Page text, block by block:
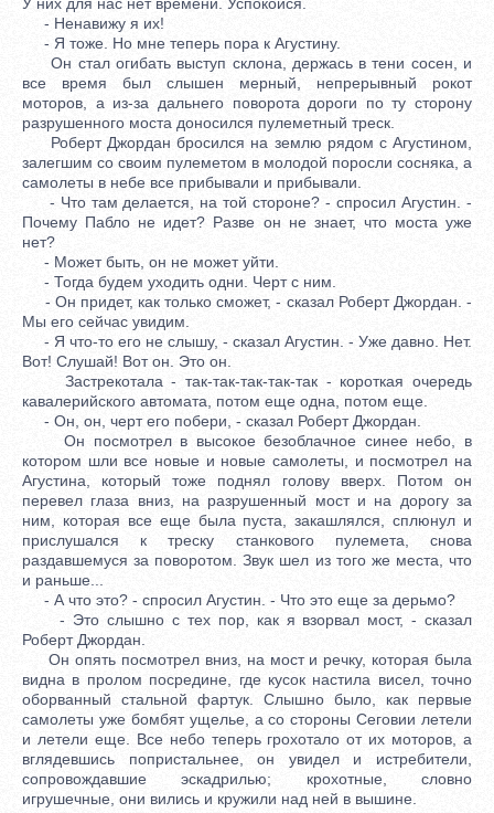
- Ненавижу я их!
- Я тоже. Но мне теперь пора к Агустину.
Он стал огибать выступ склона, держась в тени сосен, и
все время был слышен мерный, непрерывный рокот
моторов, а из-за дальнего поворота дороги по ту сторону
разрушенного моста доносился пулеметный треск.
Роберт Джордан бросился на землю рядом с Агустином,
залегшим со своим пулеметом в молодой поросли сосняка, а
самолеты в небе все прибывали и прибывали.
- Что там делается, на той стороне? - спросил Агустин. -
Почему Пабло не идет? Разве он не знает, что моста уже
нет?
- Может быть, он не может уйти.
- Тогда будем уходить одни. Черт с ним.
- Он придет, как только сможет, - сказал Роберт Джордан. -
Мы его сейчас увидим.
- Я что-то его не слышу, - сказал Агустин. - Уже давно. Нет.
Вот! Слушай! Вот он. Это он.
Застрекотала - так-так-так-так-так - короткая очередь
кавалерийского автомата, потом еще одна, потом еще.
- Он, он, черт его побери, - сказал Роберт Джордан.
Он посмотрел в высокое безоблачное синее небо, в
котором шли все новые и новые самолеты, и посмотрел на
Агустина, который тоже поднял голову вверх. Потом он
перевел глаза вниз, на разрушенный мост и на дорогу за
ним, которая все еще была пуста, закашлялся, сплюнул и
прислушался к треску станкового пулемета, снова
раздавшемуся за поворотом. Звук шел из того же места, что
и раньше...
- А что это? - спросил Агустин. - Что это еще за дерьмо?
- Это слышно с тех пор, как я взорвал мост, - сказал
Роберт Джордан.
Он опять посмотрел вниз, на мост и речку, которая была
видна в пролом посредине, где кусок настила висел, точно
оборванный стальной фартук. Слышно было, как первые
самолеты уже бомбят ущелье, а со стороны Сеговии летели
и летели еще. Все небо теперь грохотало от их моторов, а
вглядевшись попристальнее, он увидел и истребители,
сопровождавшие эскадрилью; крохотные, словно
игрушечные, они вились и кружили над ней в вышине.